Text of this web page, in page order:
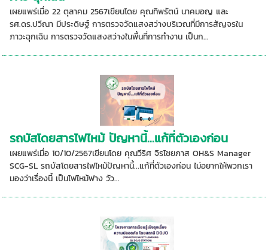
เผยแพร่เมื่อ 22 ตุลาคม 2567เขียนโดย คุณทิพรัตน์ นาคมอญ และ
รศ.ดร.ปวีณา มีประดิษฐ์ การตรวจวัดแสงสว่างบริเวณที่มีการสัญจรใน
ภาวะฉุกเฉิน การตรวจวัดแสงสว่างในพื้นที่การทำงาน เป็นก...
รถบัสโดยสารไฟไหม้ ปัญหานี้...แก้ที่ตัวเองก่อน
เผยแพร่เมื่อ 10/10/2567เขียนโดย คุณวีริศ จิรไชยภาส OH&S Manager
SCG-SL รถบัสโดยสารไฟไหม้ปัญหานี้...แก้ที่ตัวเองก่อน ไม่อยากให้พวกเรา
มองว่าเรื่องนี้ เป็นไฟไหม้ฟาง วัว...